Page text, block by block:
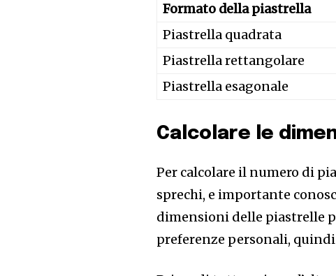
Formato della piastrella
Piastrella quadrata
Piastrella rettangolare
Piastrella esagonale
Calcolare le
Per calcolare il numero di
sprechi, e importante
dimensioni delle piastrelle
preferenze personali,